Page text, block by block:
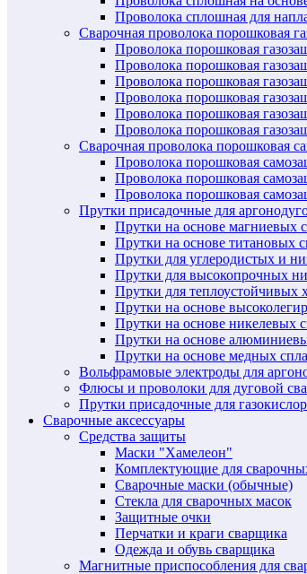
Проволока сплошная для
Сварочная проволока порошковая
Проволока порошковая
Проволока порошковая
Проволока порошковая
Проволока порошковая
Проволока порошковая
Проволока порошковая
Сварочная проволока порошковая
Проволока порошковая
Проволока порошковая
Проволока порошковая
Прутки присадочные для
Прутки на основе магниевых
Прутки на основе титановых
Прутки для углеродистых и
Прутки для высокопрочных
Прутки для теплоустойчивых
Прутки на основе
Прутки на основе никелевых
Прутки на основе
Прутки на основе медных
Вольфрамовые электроды для
Флюсы и проволоки для дуговой
Прутки присадочные для
Сварочные аксессуары
Средства защиты
Маски "Хамелеон"
Комплектующие для
Сварочные маски (обычные)
Стекла для сварочных масок
Защитные очки
Перчатки и краги сварщика
Одежда и обувь сварщика
Магнитные приспособления для